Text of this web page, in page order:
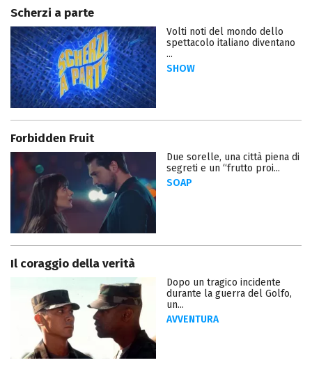
Scherzi a parte
Volti noti del mondo dello
spettacolo italiano diventano
...
SHOW
Forbidden Fruit
Due sorelle, una città piena di
segreti e un “frutto proi...
SOAP
Il coraggio della verità
Dopo un tragico incidente
durante la guerra del Golfo,
un...
AVVENTURA